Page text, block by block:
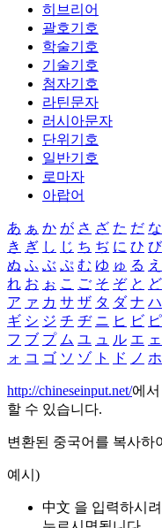
히브리어
괄호기호
학술기호
기술기호
첨자기호
라틴문자
러시아문자
단위기호
일반기호
로마자
아랍어
あ ぁ か が さ ざ た だ な
き ぎ し じ ち ぢ に ひ び
ぬ ふ ぶ ぷ む ゆ ゅ る え
れ お ぉ こ ご そ ぞ と ど
ア ァ カ サ ザ タ ダ ナ ハ
ギ シ ジ チ ヂ ニ ヒ ビ ピ
フ ブ プ ム ユ ュ ル エ ェ
ォ コ ゴ ソ ゾ ト ド ノ ホ
http://chineseinput.net/에
할 수 있습니다.
변환된 중국어를 복사하
예시)
中文 을 입력하시